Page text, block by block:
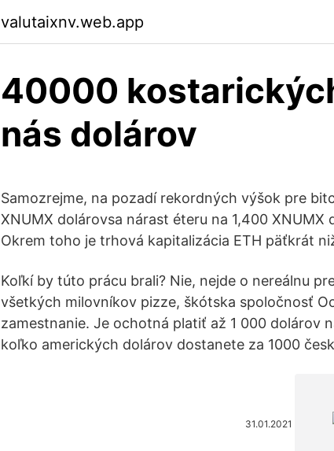
valutaixnv.web.app
40000
nás dolárov
Samozrejme, na pozadí rekordných výšok pre
XNUMX dolárovsa nárast éteru na 1,400
Okrem toho je trhová kapitalizácia ETH päťkrát
Koľkí by túto prácu brali? Nie, nejde o nereálnu
všetkých milovníkov pizze, škótska spoločnosť
zamestnanie. Je ochotná platiť až 1 000 dolárov
koľko amerických dolárov dostanete za 1000
31.01.2021